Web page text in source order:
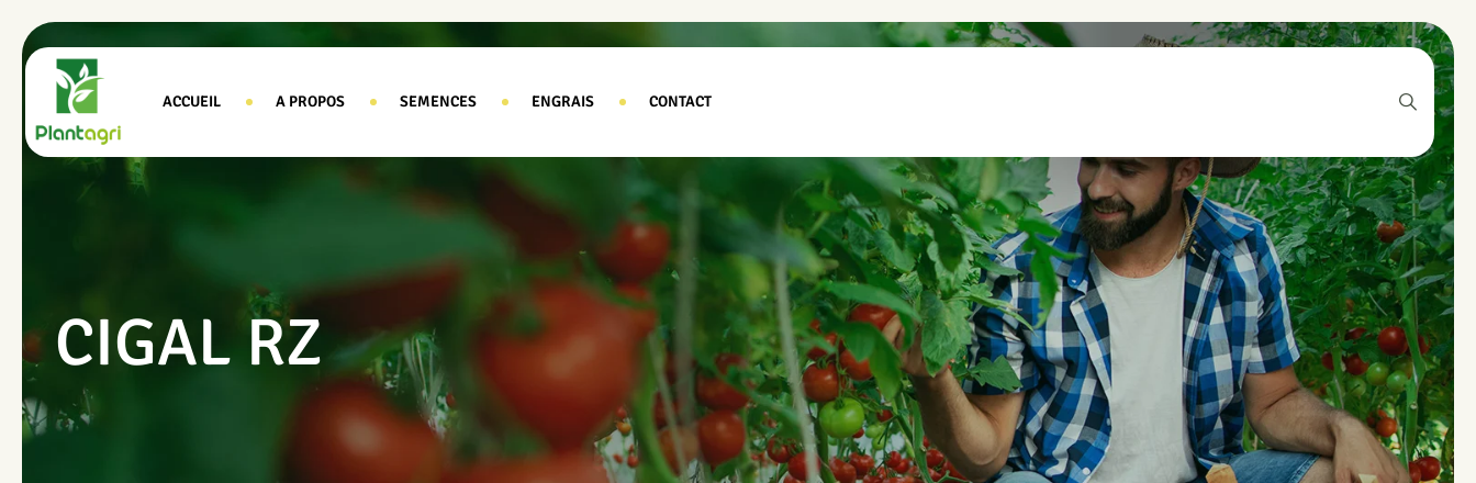
ACCUEIL A PROPOS SEMENCES ENGRAIS CONTACT
CIGAL RZ